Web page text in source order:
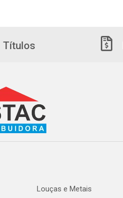
Títulos
Louças e Metais